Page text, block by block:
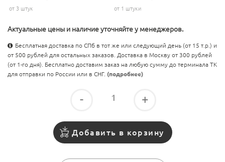
от 3 штук от 1 штуки
Актуальные цены и наличие уточняйте у менеджеров.
Бесплатная доставка по СПб в тот же или следующий день (от 15 т.р.) и
от 500 рублей для остальных заказов. Доставка в Москву от 300 рублей
(от 1-го дня). Бесплатно доставим заказ на любую сумму до терминала ТК
для отправки по России или в СНГ. (подробнее)
- +
Добавить в корзину